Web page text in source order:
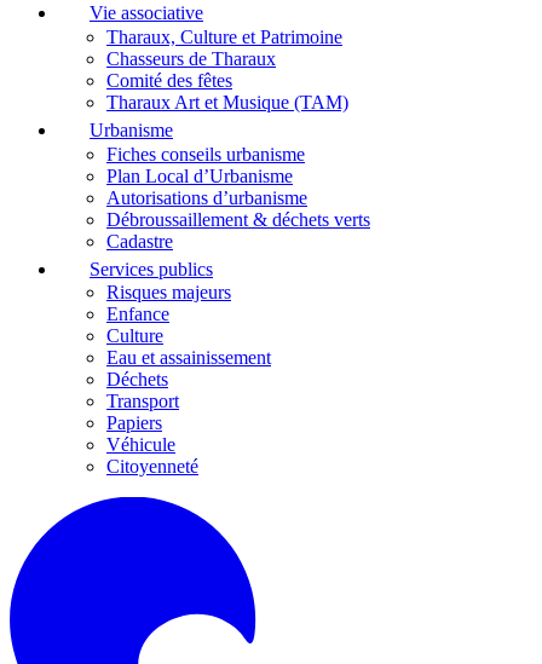
Vie associative
Tharaux, Culture et Patrimoine
Chasseurs de Tharaux
Comité des fêtes
Tharaux Art et Musique (TAM)
Urbanisme
Fiches conseils urbanisme
Plan Local d’Urbanisme
Autorisations d’urbanisme
Débroussaillement & déchets verts
Cadastre
Services publics
Risques majeurs
Enfance
Culture
Eau et assainissement
Déchets
Transport
Papiers
Véhicule
Citoyenneté